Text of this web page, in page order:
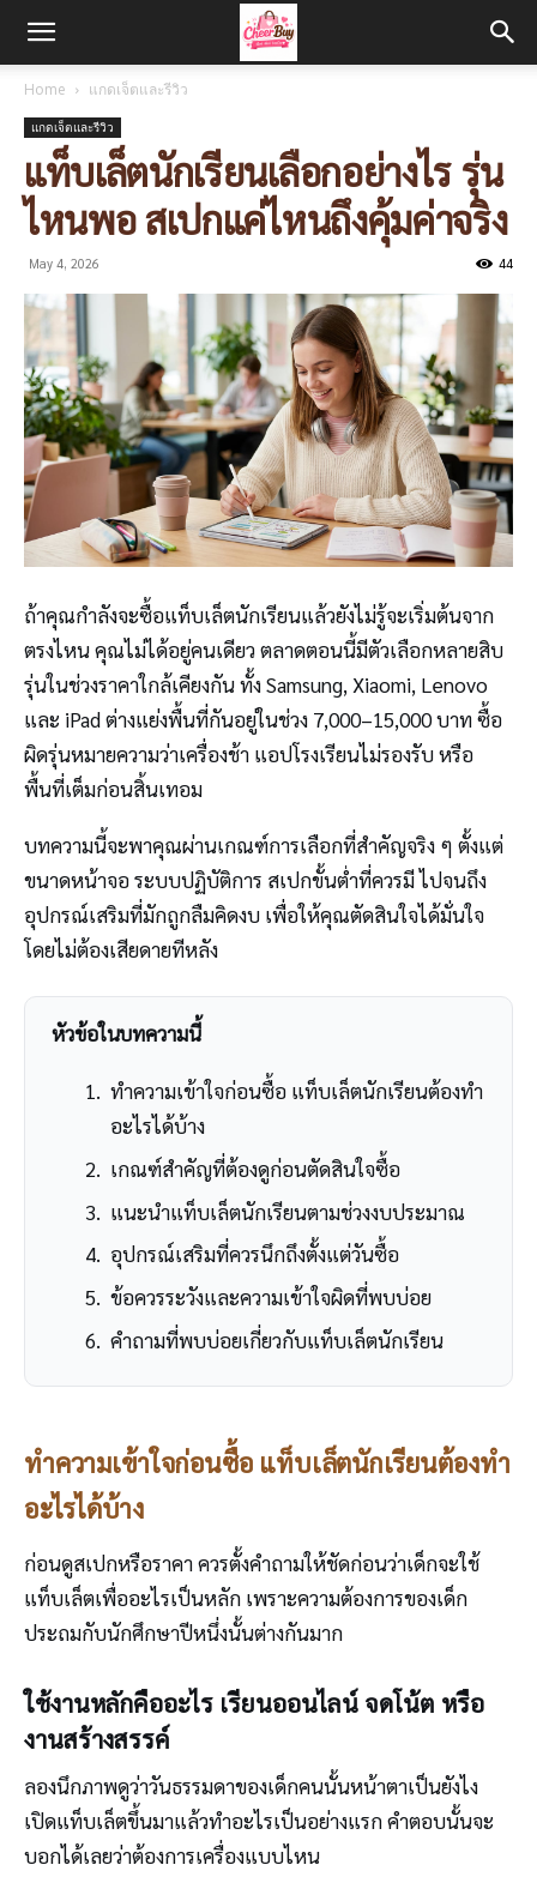
Home แกดเจ็ตและรีวิว
แกดเจ็ตและรีวิว
แท็บเล็ตนักเรียนเลือกอย่างไร รุ่น
ไหนพอ สเปกแค่ไหนถึงคุ้มค่าจริง
May 4, 2026 44
ถ้าคุณกำลังจะซื้อแท็บเล็ตนักเรียนแล้วยังไม่รู้จะเริ่มต้นจาก
ตรงไหน คุณไม่ได้อยู่คนเดียว ตลาดตอนนี้มีตัวเลือกหลายสิบ
รุ่นในช่วงราคาใกล้เคียงกัน ทั้ง Samsung, Xiaomi, Lenovo
และ iPad ต่างแย่งพื้นที่กันอยู่ในช่วง 7,000–15,000 บาท ซื้อ
ผิดรุ่นหมายความว่าเครื่องช้า แอปโรงเรียนไม่รองรับ หรือ
พื้นที่เต็มก่อนสิ้นเทอม
บทความนี้จะพาคุณผ่านเกณฑ์การเลือกที่สำคัญจริง ๆ ตั้งแต่
ขนาดหน้าจอ ระบบปฏิบัติการ สเปกขั้นต่ำที่ควรมี ไปจนถึง
อุปกรณ์เสริมที่มักถูกลืมคิดงบ เพื่อให้คุณตัดสินใจได้มั่นใจ
โดยไม่ต้องเสียดายทีหลัง
หัวข้อในบทความนี้
ทำความเข้าใจก่อนซื้อ แท็บเล็ตนักเรียนต้องทำ
อะไรได้บ้าง
เกณฑ์สำคัญที่ต้องดูก่อนตัดสินใจซื้อ
แนะนำแท็บเล็ตนักเรียนตามช่วงงบประมาณ
อุปกรณ์เสริมที่ควรนึกถึงตั้งแต่วันซื้อ
ข้อควรระวังและความเข้าใจผิดที่พบบ่อย
คำถามที่พบบ่อยเกี่ยวกับแท็บเล็ตนักเรียน
ทำความเข้าใจก่อนซื้อ แท็บเล็ตนักเรียนต้องทำ
อะไรได้บ้าง
ก่อนดูสเปกหรือราคา ควรตั้งคำถามให้ชัดก่อนว่าเด็กจะใช้
แท็บเล็ตเพื่ออะไรเป็นหลัก เพราะความต้องการของเด็ก
ประถมกับนักศึกษาปีหนึ่งนั้นต่างกันมาก
ใช้งานหลักคืออะไร เรียนออนไลน์ จดโน้ต หรือ
งานสร้างสรรค์
ลองนึกภาพดูว่าวันธรรมดาของเด็กคนนั้นหน้าตาเป็นยังไง
เปิดแท็บเล็ตขึ้นมาแล้วทำอะไรเป็นอย่างแรก คำตอบนั้นจะ
บอกได้เลยว่าต้องการเครื่องแบบไหน